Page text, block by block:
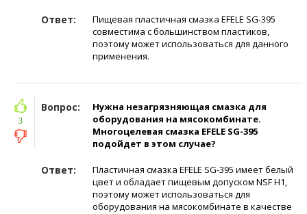
Ответ:
Пищевая пластичная смазка EFELE SG-395
совместима с большинством пластиков,
поэтому может использоваться для данного
применения.
Вопрос:
Нужна незагрязняющая смазка для
оборудования на мясокомбинате.
Многоцелевая смазка EFELE SG-395
подойдет в этом случае?
Ответ:
Пластичная смазка EFELE SG-395 имеет белый
цвет и обладает пищевым допуском NSF Н1,
поэтому может использоваться для
оборудования на мясокомбинате в качестве
3